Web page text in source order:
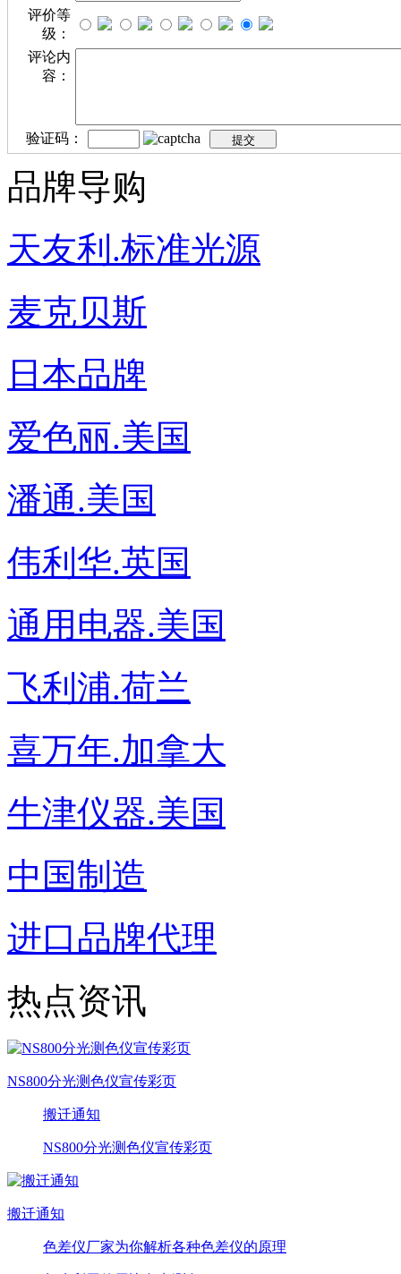
评价等
级：
评论内
容：
验证码：
品牌导购
天友利.标准光源
麦克贝斯
日本品牌
爱色丽.美国
潘通.美国
伟利华.英国
通用电器.美国
飞利浦.荷兰
喜万年.加拿大
牛津仪器.美国
中国制造
进口品牌代理
热点资讯
NS800分光测色仪宣传彩页
搬迁通知
NS800分光测色仪宣传彩页
搬迁通知
色差仪厂家为你解析各种色差仪的原理